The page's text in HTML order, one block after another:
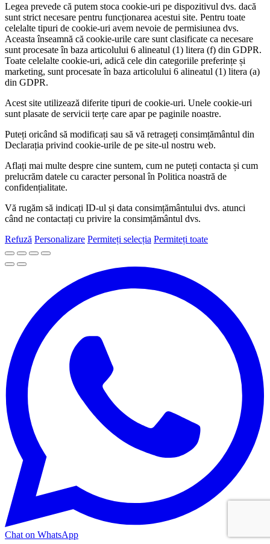
Legea prevede că putem stoca cookie-uri pe dispozitivul dvs. dacă
sunt strict necesare pentru funcționarea acestui site. Pentru toate
celelalte tipuri de cookie-uri avem nevoie de permisiunea dvs.
Aceasta înseamnă că cookie-urile care sunt clasificate ca necesare
sunt procesate în baza articolului 6 alineatul (1) litera (f) din GDPR.
Toate celelalte cookie-uri, adică cele din categoriile preferințe și
marketing, sunt procesate în baza articolului 6 alineatul (1) litera (a)
din GDPR.
Acest site utilizează diferite tipuri de cookie-uri. Unele cookie-uri
sunt plasate de servicii terțe care apar pe paginile noastre.
Puteți oricând să modificați sau să vă retrageți consimțământul din
Declarația privind cookie-urile de pe site-ul nostru web.
Aflați mai multe despre cine suntem, cum ne puteți contacta și cum
prelucrăm datele cu caracter personal în Politica noastră de
confidențialitate.
Vă rugăm să indicați ID-ul și data consimțământului dvs. atunci
când ne contactați cu privire la consimțământul dvs.
Refuză Personalizare Permiteți selecția Permiteți toate
Chat on WhatsApp